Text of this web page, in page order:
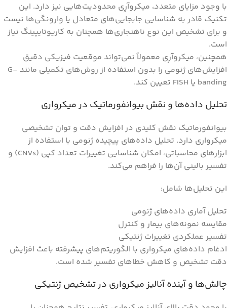
با وجود مزایای متعدد، میکروآرِی محدودیت‌هایی نیز دارد. این
تکنیک قادر به شناسایی جابجایی‌های متعادل یا وارونگی‌ها نیست
و برای تشخیص این نوع ناهنجاری‌ها همچنان به کاریوتایپینگ نیاز
است.
همچنین، میکروآرِی معمولاً نمی‌تواند موقعیت فیزیکی دقیق
افزایش‌های ژنومی را بدون استفاده از روش‌های تکمیلی مانند G-
banding یا FISH تعیین کند.
تحلیل داده‌ها و نقش بیوانفورماتیک در میکرواری
بیوانفورماتیک نقش کلیدی در افزایش دقت و توان تشخیصی
میکرواری دارد. تحلیل داده‌های پیچیده ژنومی با استفاده از
ابزارهای محاسباتی، امکان شناسایی تغییرات تعداد کپی (CNVs) و
تفسیر بالینی آن‌ها را فراهم می‌کند.
این تحلیل‌ها شامل:
تحلیل آماری داده‌های ژنومی
مقایسه نمونه‌های بیمار و کنترل
تفسیر عملکردی تغییرات ژنتیکی
ادغام داده‌های میکرواری با الگوریتم‌های پیشرفته باعث افزایش
دقت تشخیص و کاهش خطاهای تفسیر شده است.
چالش‌ها و آینده آنالیز میکرواری در تشخیص ژنتیکی